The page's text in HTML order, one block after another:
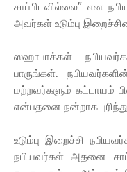
சாப்பிடவில்லை” என
அவர்கள் உடும்பு
ஸஹாபாக்கள்
பாருங்கள்.
மற்றவர்களும் கட்டாயம்
என்பதனை நன்றாக
உடும்பு இறைச்சி
நபியவர்கள் அதனை